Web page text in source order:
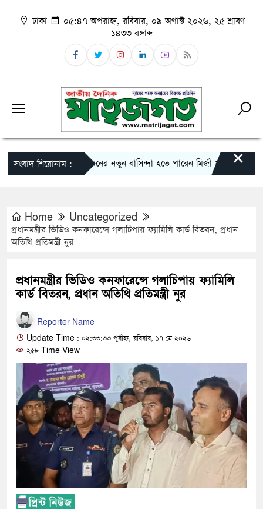
ঢাকা
০৫:৪৭ অপরাহ্ন, রবিবার, ০৯ অগাস্ট ২০২৬, ২৫ শ্রাবণ
১৪৩৩ বঙ্গাব্দ
সংবাদ শিরোনাম :বঙ্গভবনের নতুন বাসিন্দা হতে পারেন মির্জা ফখরুল ×
Home
Uncategorized
প্রধানমন্ত্রীর ভিডিও কনফারেন্সে গলাচিপায় ফ্যামিলি কার্ড বিতরন, প্রধান
অতিথি প্রতিমন্ত্রী নুর
প্রধানমন্ত্রীর ভিডিও কনফারেন্সে গলাচিপায় ফ্যামিলি
কার্ড বিতরন, প্রধান অতিথি প্রতিমন্ত্রী নুর
Reporter Name
Update Time : ০২:৩৩:৩৩ পূর্বাহ্ন, রবিবার, ১৭ মে ২০২৬
২৫৮ Time View